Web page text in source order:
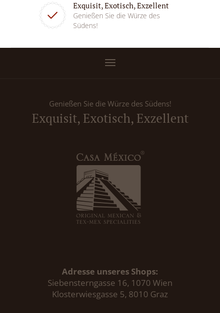
Exquisit, Exotisch, Exzellent
Genießen Sie die Würze des
Südens!
Genießen Sie die Würze des Südens!
Exquisit, Exotisch, Exzellent
Adresse unseres Shops:
Siebensterngasse 16, 1070 Wien
Klosterwiesgasse 5, 8010 Graz